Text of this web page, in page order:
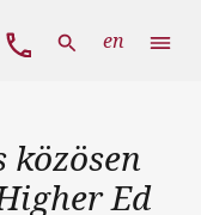
en
közösen
Ed